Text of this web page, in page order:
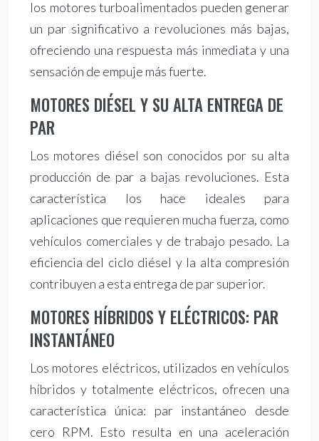
los motores turboalimentados pueden generar
un par significativo a revoluciones más bajas,
ofreciendo una respuesta más inmediata y una
sensación de empuje más fuerte.
MOTORES DIÉSEL Y SU ALTA ENTREGA DE
PAR
Los motores diésel son conocidos por su alta
producción de par a bajas revoluciones. Esta
característica los hace ideales para
aplicaciones que requieren mucha fuerza, como
vehículos comerciales y de trabajo pesado. La
eficiencia del ciclo diésel y la alta compresión
contribuyen a esta entrega de par superior.
MOTORES HÍBRIDOS Y ELÉCTRICOS: PAR
INSTANTÁNEO
Los motores eléctricos, utilizados en vehículos
híbridos y totalmente eléctricos, ofrecen una
característica única: par instantáneo desde
cero RPM. Esto resulta en una aceleración